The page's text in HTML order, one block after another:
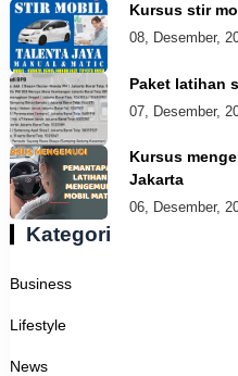
Kursus stir
08, Desember,
Paket latihan
07, Desember,
Kursus
Jakarta
06, Desember,
Kategori
Business
Lifestyle
News